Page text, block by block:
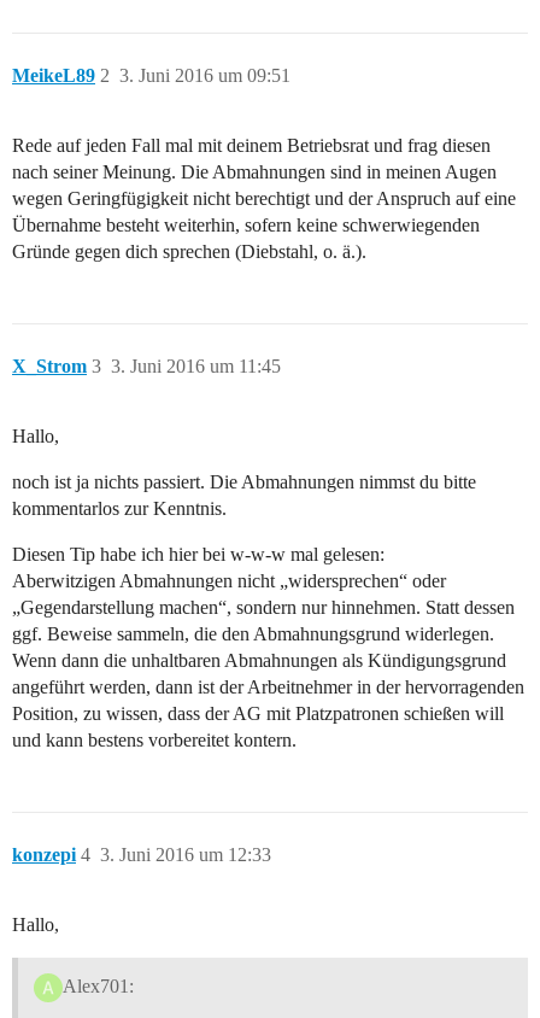
MeikeL89 3. Juni 2016 um 09:51
2
Rede auf jeden Fall mal mit deinem Betriebsrat und frag diesen
nach seiner Meinung. Die Abmahnungen sind in meinen Augen
wegen Geringfügigkeit nicht berechtigt und der Anspruch auf eine
Übernahme besteht weiterhin, sofern keine schwerwiegenden
Gründe gegen dich sprechen (Diebstahl, o. ä.).
X_Strom 3. Juni 2016 um 11:45
3
Hallo,
noch ist ja nichts passiert. Die Abmahnungen nimmst du bitte
kommentarlos zur Kenntnis.
Diesen Tip habe ich hier bei w-w-w mal gelesen:
Aberwitzigen Abmahnungen nicht „widersprechen“ oder
„Gegendarstellung machen“, sondern nur hinnehmen. Statt dessen
ggf. Beweise sammeln, die den Abmahnungsgrund widerlegen.
Wenn dann die unhaltbaren Abmahnungen als Kündigungsgrund
angeführt werden, dann ist der Arbeitnehmer in der hervorragenden
Position, zu wissen, dass der AG mit Platzpatronen schießen will
und kann bestens vorbereitet kontern.
konzepi 3. Juni 2016 um 12:33
4
Hallo,
Alex701: